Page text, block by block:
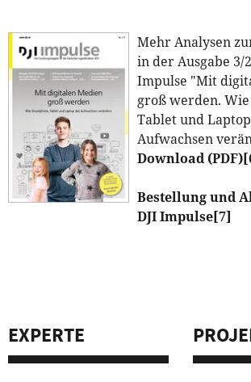
Mehr Analysen
in der Ausgabe 3/
Impulse "Mit
groß werden.
Tablet und
Aufwachsen
Download (PDF)
Bestellung und
DJI Impulse[7]
EXPERTE